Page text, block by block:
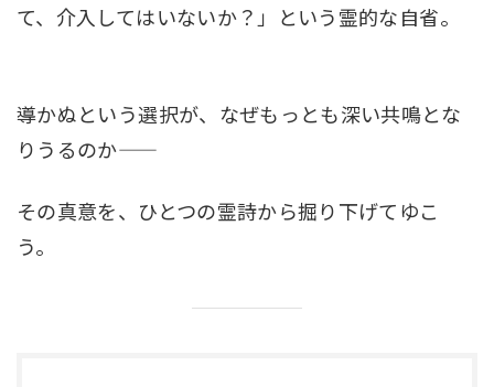
て、介入してはいないか？」という霊的な自省。
導かぬという選択が、なぜもっとも深い共鳴とな
りうるのか――
その真意を、ひとつの霊詩から掘り下げてゆこ
う。